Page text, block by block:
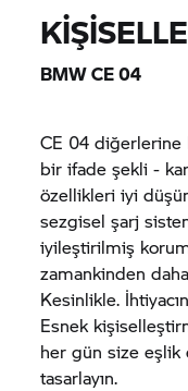
BMW CE 04
CE 04 diğerlerine
bir ifade şekli -
özellikleri iyi
sezgisel şarj
iyileştirilmiş
zamankinden
Kesinlikle.
Esnek
her gün size eşlik
tasarlayın.